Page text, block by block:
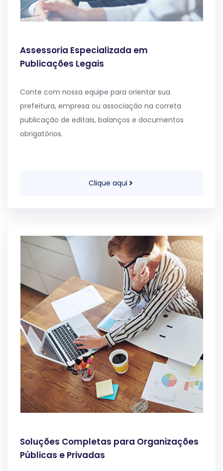
Assessoria Especializada em
Publicações Legais
Conte com nossa equipe para orientar sua
prefeitura, empresa ou associação na correta
publicação de editais, balanços e documentos
obrigatórios.
Clique aqui
Soluções Completas para Organizações
Públicas e Privadas